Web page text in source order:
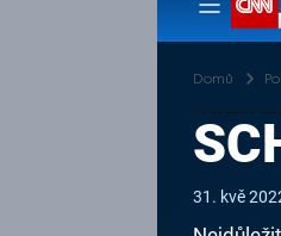
Domů
31. kvě